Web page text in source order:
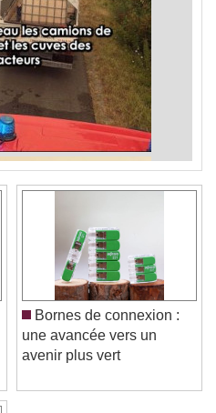
Bornes de connexion :
une avancée vers un